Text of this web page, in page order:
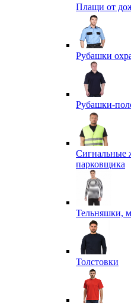
Плащи от
Рубашки
Рубашки-
Сигнальные
парковщика
Тельняшки,
Толстовки